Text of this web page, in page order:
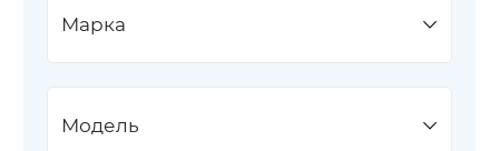
Марка
Модель